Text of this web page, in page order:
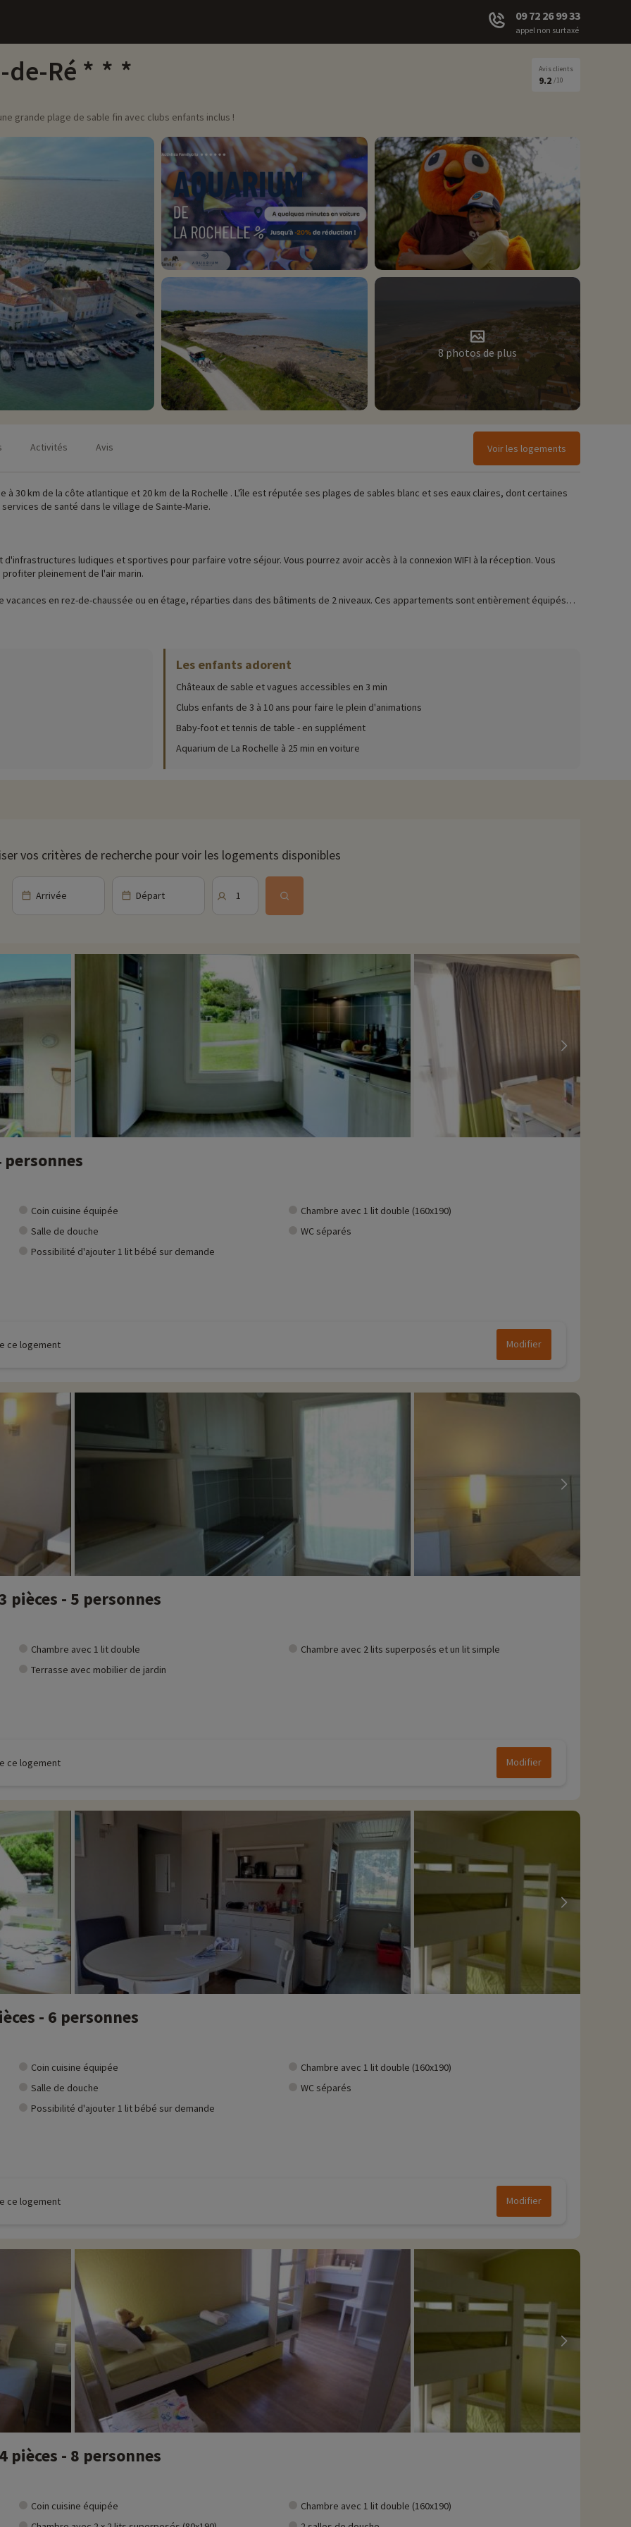
09 72 26 99 33
appel non surtaxé
de-Ré Avis clients
9.2 /10
grande plage de sable fin avec clubs enfants inclus !
8 photos de plus
Activités Avis Voir les logements
à 30 km de la côte atlantique et 20 km de la Rochelle . L'île est réputée ses plages de sables blanc et ses eaux claires, dont certaines
de santé dans le village de Sainte-Marie.
ludiques et sportives pour parfaire votre séjour. Vous pourrez avoir accès à la connexion WIFI à la réception. Vous
pleinement de l'air marin.
vacances en rez-de-chaussée ou en étage, réparties dans des bâtiments de 2 niveaux. Ces appartements sont entièrement équipés
(date d'ouverture, âge pour les club, contenu du pack bébé...),
de quoi continuer de les occuper après une bonne journée à la mer. Ils pourront également participer au club où les enfants seront
activités sportives, des grands jeux, des ateliers créatifs et bien plus encore !
ou des tables de ping-pong pour lancer des tournois. Alors, qui commence la partie ?
et vous pouvez les découvriren cliquant ici !
Les enfants adorent
Châteaux de sable et vagues accessibles en 3 min
Clubs enfants de 3 à 10 ans pour faire le plein d'animations
Baby-foot et tennis de table - en supplément
Aquarium de La Rochelle à 25 min en voiture
vos critères de recherche pour voir les logements disponibles
Arrivée Départ 1
personnes
Coin cuisine équipée
Chambre avec 1 lit double (160x190)
Salle de douche
WC séparés
Possibilité d'ajouter 1 lit bébé sur demande
ce logement Modifier
pièces - 5 personnes
Chambre avec 1 lit double
Chambre avec 2 lits superposés et un lit simple
Terrasse avec mobilier de jardin
ce logement Modifier
- 6 personnes
Coin cuisine équipée
Chambre avec 1 lit double (160x190)
Salle de douche
WC séparés
Possibilité d'ajouter 1 lit bébé sur demande
ce logement Modifier
pièces - 8 personnes
Coin cuisine équipée
Chambre avec 1 lit double (160x190)